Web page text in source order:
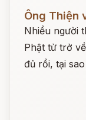
Đọc ngay
Ông Thiện
Nhiều người
Phật tử trở
đủ rồi, tại